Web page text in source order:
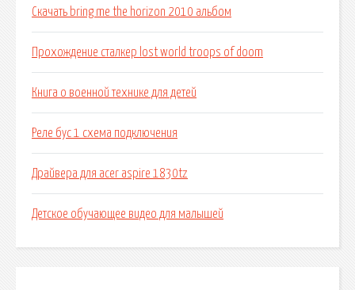
Скачать bring me the horizon 2010 альбом
Прохождение сталкер lost world troops of doom
Книга о военной технике для детей
Реле бус 1 схема подключения
Драйвера для acer aspire 1830tz
Детское обучающее видео для малышей